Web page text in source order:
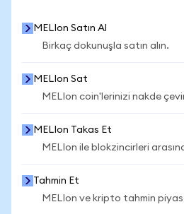
MELIon Satın Al
Birkaç dokunuşla satın alın.
MELIon Sat
MELIon coin'lerinizi nakde
MELIon Takas Et
MELIon ile blokzincirleri
Tahmin Et
MELIon ve kripto tahmin